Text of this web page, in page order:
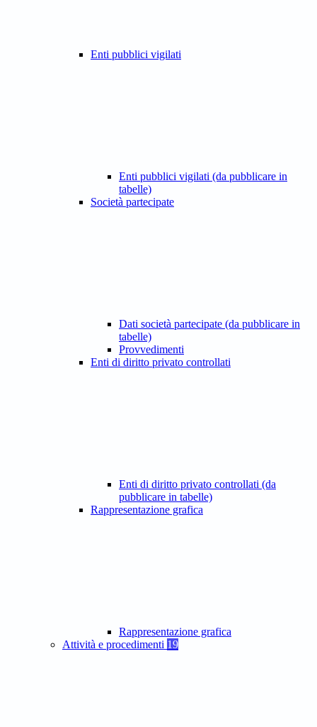
Enti pubblici vigilati
Enti pubblici vigilati (da pubblicare in
tabelle)
Società partecipate
Dati società partecipate (da pubblicare in
tabelle)
Provvedimenti
Enti di diritto privato controllati
Enti di diritto privato controllati (da
pubblicare in tabelle)
Rappresentazione grafica
Rappresentazione grafica
Attività e procedimenti 19